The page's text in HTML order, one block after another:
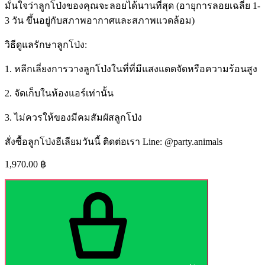
มั่นใจว่าลูกโป่งของคุณจะลอยได้นานที่สุด (อายุการลอยเฉลี่ย 1-
3 วัน ขึ้นอยู่กับสภาพอากาศและสภาพแวดล้อม)
วิธีดูแลรักษาลูกโป่ง:
1. หลีกเลี่ยงการวางลูกโป่งในที่ที่มีแสงแดดจัดหรือความร้อนสูง
2. จัดเก็บในห้องแอร์เท่านั้น
3. ไม่ควรให้ของมีคมสัมผัสลูกโป่ง
สั่งซื้อลูกโป่งฮีเลียมวันนี้ ติดต่อเรา Line: @party.animals
1,970.00 ฿